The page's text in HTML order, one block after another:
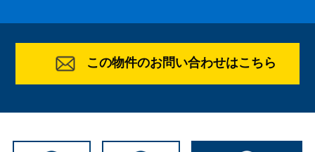
この物件のお問い合わせはこちら